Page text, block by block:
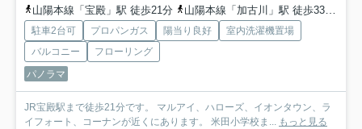
山陽本線「宝殿」駅 徒歩21分
山陽本線「加古川」駅 徒歩33分
駐車2台可 プロパンガス 陽当り良好
室内洗濯機置場
バルコニー
フローリング
パノラマ
JR宝殿駅まで徒歩21分です。 マルアイ、ハローズ、イオンタウン、ラ
イフォート、コーナンが近くにあります。 米田小学校ま... もっと見る